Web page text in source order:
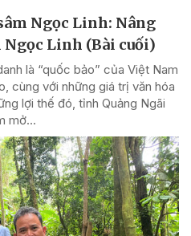
Ngọc Linh: Nâng
Linh (Bài cuối)
là “quốc bảo” của Việt Nam
cùng với những giá trị văn hóa
lợi thế đó, tỉnh Quảng Ngãi
mở...